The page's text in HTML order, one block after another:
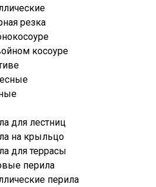
резка
косоуре
для лестниц
на крыльцо
для террасы
перила
перила